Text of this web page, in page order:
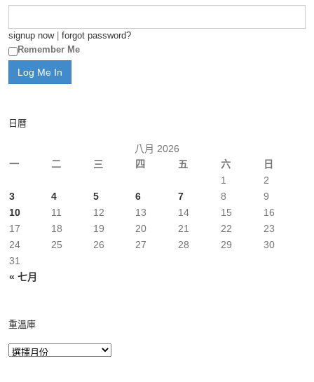
signup now| forgot password?
Remember Me
日曆
八月 2026
一
二 三 四 五 六 日
« 七月
1
2
3
4 5 6 7 8
9
10
11 12 13 14 15
16
17
18 19 20 21 22
23
24
25 26 27 28 29
30
31
重溫庫